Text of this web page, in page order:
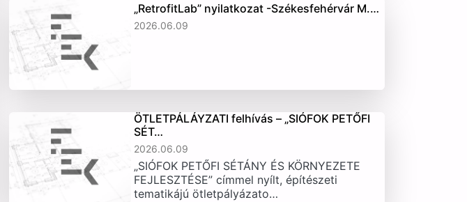
„RetrofitLab” nyilatkozat -Székesfehérvár M.…
2026.06.09
ÖTLETPÁLÁYZATI felhívás – „SIÓFOK PETŐFI
SÉT…
2026.06.09
„SIÓFOK PETŐFI SÉTÁNY ÉS KÖRNYEZETE
FEJLESZTÉSE” címmel nyílt, építészeti
tematikájú ötletpályázato…